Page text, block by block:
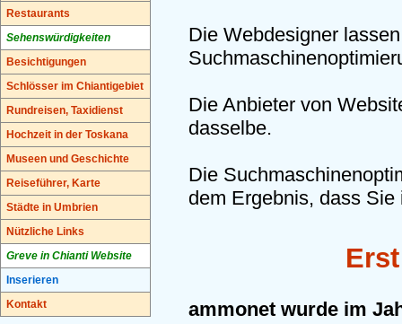
Restaurants
Sehenswürdigkeiten
Besichtigungen
Schlösser im Chiantigebiet
Rundreisen, Taxidienst
Hochzeit in der Toskana
Museen und Geschichte
Reiseführer, Karte
Städte in Umbrien
Nützliche Links
Greve in Chianti Website
Inserieren
Kontakt
Die Webdesigner
Die Anbieter von
dasselbe.
Die
dem Ergebnis, dass
ammonet wurde im